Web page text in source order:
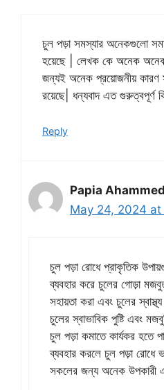
চুল পড়া সমস্যার অনেকগুলো
হয়েছে | লেখক কে অনেক
জন্যই অনেক প্রয়োজনীয় কারণ
রয়েছে| ধন্যবাদ এত গুরুত্বপূর্ণ
Reply
Papia Ahammed
May 24, 2024 at
চুল পড়া রোধে প্রাকৃতিক
ব্যবহার করে চুলের গোড়া
সহায়তা করা এবং চুলের
চুলের স্বাভাবিক পুষ্টি এবং
চুল পড়া কমাতে কার্যকর হতে
ব্যবহার করলে চুল পড়া রোধে
সকলের জন্য অনেক উপকারী